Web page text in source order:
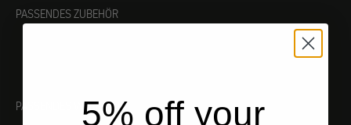
PASSENDES ZUBEHÖR
PASSENDES WERKZEUG5% off your